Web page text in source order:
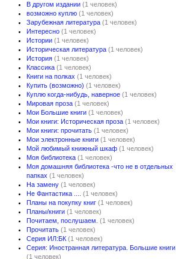
В другом издании (1 человек)
возможно куплю (1 человек)
Зарубежная литература (1 человек)
Интересно (1 человек)
Истории (1 человек)
Историческая литература (1 человек)
История (1 человек)
Классика (1 человек)
Книги на полках (1 человек)
Купить (возможно) (1 человек)
Куплю когда-нибудь, наверное (1 человек)
Мировая проза (1 человек)
Мои Большие книги (1 человек)
Мои книги: Историческая проза (1 человек)
Мои книги: прочитать (1 человек)
Мои электронные книги (1 человек)
Мой любимый книжный шкаф (1 человек)
Моя библиотека (1 человек)
Моя домашняя библиотека -что не в отдельных
папках (1 человек)
На замену (1 человек)
Не Фантастика ....
(1 человек)
Планы на покупку книг (1 человек)
Планы/книги (1 человек)
Почитаем, послушаем. (1 человек)
Прочитать (1 человек)
Серия ИЛ:БК (1 человек)
Серия: Иностранная литература. Большие книги
(1 человек)